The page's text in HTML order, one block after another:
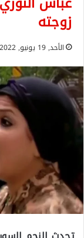
زوجته
الأحد, 19 يونيو, 2022